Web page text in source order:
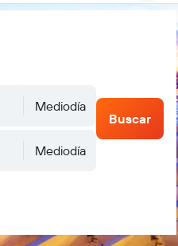
Mediodía
Mediodía
Buscar